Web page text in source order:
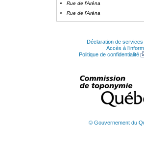
Rue de l'Aréna
Rue de l'Aréna
Déclaration de
Accès à
Politique de confidentialité
© Gouvernement du